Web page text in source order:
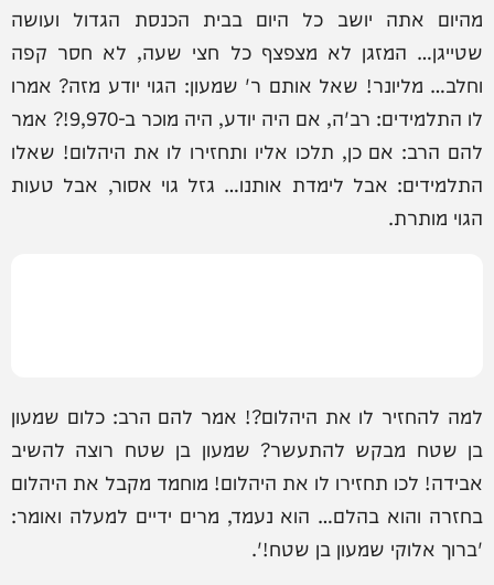
מהיום אתה יושב כל היום בבית הכנסת הגדול ועושה
שטייגן… המזגן לא מצפצף כל חצי שעה, לא חסר קפה
וחלב… מליונר! שאל אותם ר' שמעון: הגוי יודע מזה? אמרו
לו התלמידים: רב'ה, אם היה יודע, היה מוכר ב-9,970!? אמר
להם הרב: אם כן, תלכו אליו ותחזירו לו את היהלום! שאלו
התלמידים: אבל לימדת אותנו… גזל גוי אסור, אבל טעות
הגוי מותרת.
למה להחזיר לו את היהלום?! אמר להם הרב: כלום שמעון
בן שטח מבקש להתעשר? שמעון בן שטח רוצה להשיב
אבידה! לכו תחזירו לו את היהלום! מוחמד מקבל את היהלום
בחזרה והוא בהלם… הוא נעמד, מרים ידיים למעלה ואומר:
'ברוך אלוקי שמעון בן שטח!'.